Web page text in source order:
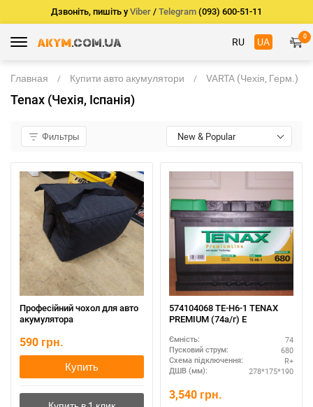
Дзвоніть, пишіть у Viber / Telegram (093) 600-51-11
RU UA 0
Главная Купити авто акумулятори VARTA (Чехія, Герм.)
Tenax (Чехія, Іспанія)
Фильтры New & Popular
Професійний чохол для авто
акумулятора
590 грн.
Купить
574104068 TE-H6-1 TENAX
PREMIUM (74а/г) E
Ємність: 74
Пусковий струм: 680
Схема підключення: R+
ДШВ (мм): 278*175*190
3,540 грн.